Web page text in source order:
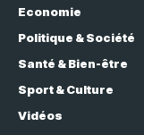
Economie
Politique & Société
Santé & Bien-être
Sport & Culture
Vidéos